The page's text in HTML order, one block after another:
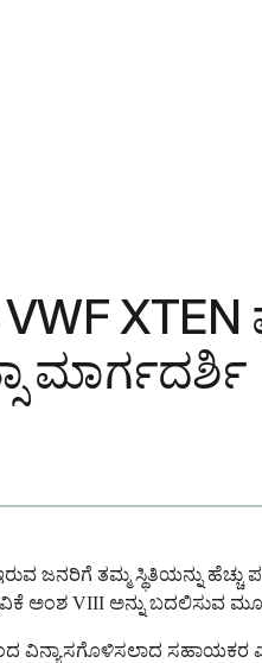
XTEN
ಮಾರ್ಗದರ್ಶಿ
ಜನರಿಗೆ ತಮ್ಮ ಸ್ಥಿತಿಯನ್ನು
ಅಂಶ VIII ಅನ್ನು ಬದಲಿಸುವ
ವಿನ್ಯಾಸಗೊಳಿಸಲಾದ